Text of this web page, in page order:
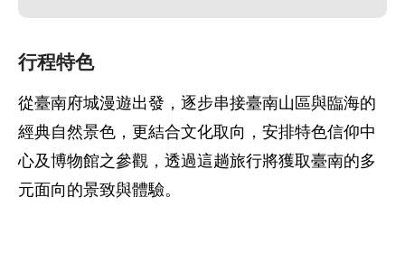
行程特色
從臺南府城漫遊出發，逐步串接臺南山區與臨海的
經典自然景色，更結合文化取向，安排特色信仰中
心及博物館之參觀，透過這趟旅行將獲取臺南的多
元面向的景致與體驗。